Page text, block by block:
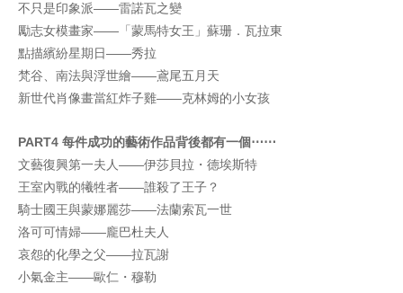
不只是印象派——雷諾瓦之變
勵志女模畫家——「蒙馬特女王」蘇珊．瓦拉東
點描繽紛星期日——秀拉
梵谷、南法與浮世繪——鳶尾五月天
新世代肖像畫當紅炸子雞——克林姆的小女孩
PART4 每件成功的藝術作品背後都有一個⋯⋯
文藝復興第一夫人——伊莎貝拉・德埃斯特
王室內戰的犧牲者——誰殺了王子？
騎士國王與蒙娜麗莎——法蘭索瓦一世
洛可可情婦——龐巴杜夫人
哀怨的化學之父——拉瓦謝
小氣金主——歐仁・穆勒